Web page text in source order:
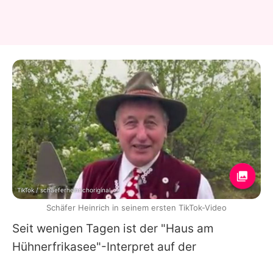
Seit wenigen Tagen ist der "Haus am
Hühnerfrikasee"-Interpret auf der
TikTok / schaeferheinrichoriginal
Schäfer Heinrich in seinem ersten TikTok-Video